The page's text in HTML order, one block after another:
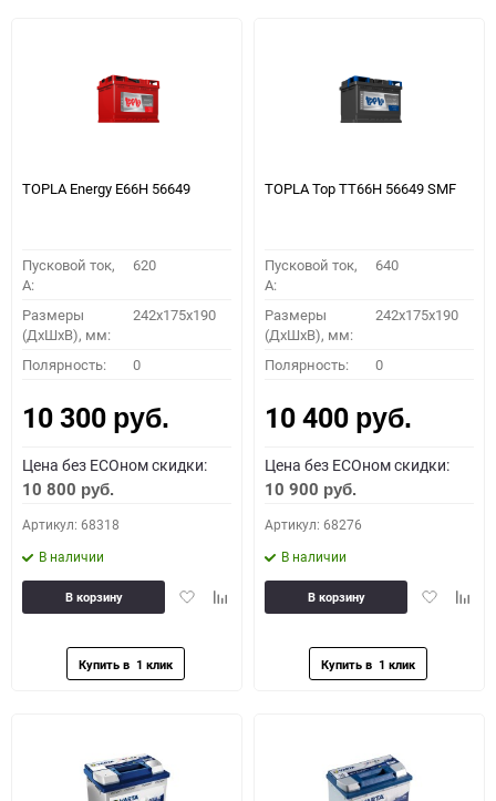
TOPLA Energy E66H 56649
Пусковой ток,
A:
620
Размеры
(ДхШхВ), мм:
242x175x190
Полярность: 0
10 300 руб.
Цена без ECOном скидки:
10 800 руб.
Артикул: 68318
В наличии
ДобавитьДобавить
В корзину
TOPLA Top TT66H 56649 SMF
Пусковой ток,
A:
640
Размеры
(ДхШхВ), мм:
242x175x190
Полярность: 0
10 400 руб.
Цена без ECOном скидки:
10 900 руб.
Артикул: 68276
В наличии
Добавить
В корзину